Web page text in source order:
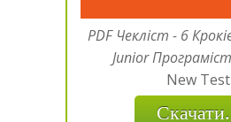
PDF Чекліст - 6
Junior
New Test